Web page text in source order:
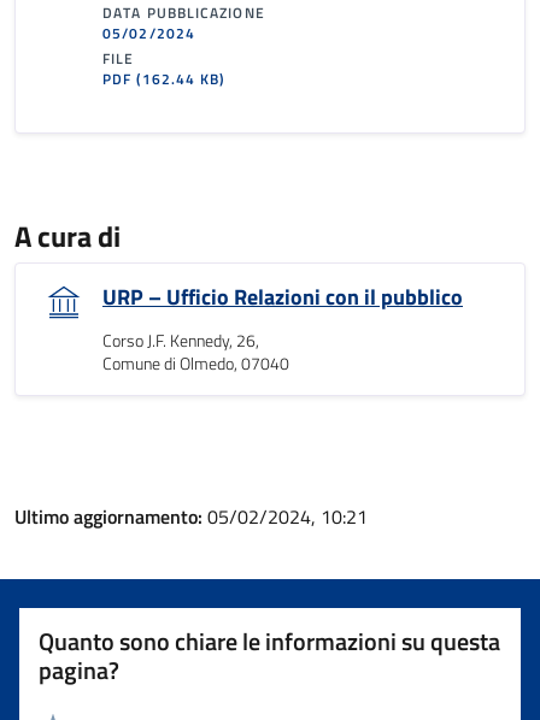
DATA PUBBLICAZIONE
05/02/2024
FILE
PDF(162.44 KB)
A cura di
URP – Ufficio Relazioni con il pubblico
Corso J.F. Kennedy, 26,
Comune di Olmedo, 07040
Ultimo aggiornamento: 05/02/2024, 10:21
Quanto sono chiare le informazioni su questa
pagina?